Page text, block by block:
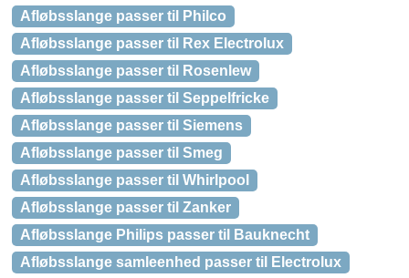
Afløbsslange passer til Philco
Afløbsslange passer til Rex Electrolux
Afløbsslange passer til Rosenlew
Afløbsslange passer til Seppelfricke
Afløbsslange passer til Siemens
Afløbsslange passer til Smeg
Afløbsslange passer til Whirlpool
Afløbsslange passer til Zanker
Afløbsslange Philips passer til Bauknecht
Afløbsslange samleenhed passer til Electrolux